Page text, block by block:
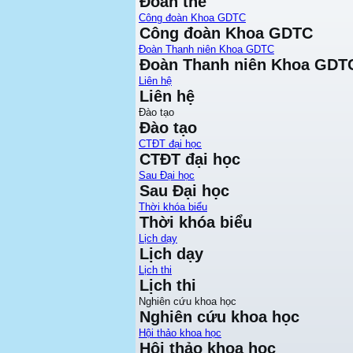
Công đoàn Khoa GDTC
Công đoàn Khoa GDTC
Đoàn Thanh niên Khoa GDTC
Đoàn Thanh niên Khoa
Liên hệ
Liên hệ
Đào tạo
Đào tạo
CTĐT đại học
CTĐT đại học
Sau Đại học
Sau Đại học
Thời khóa biểu
Thời khóa biểu
Lịch dạy
Lịch dạy
Lịch thi
Lịch thi
Nghiên cứu khoa học
Nghiên cứu khoa học
Hội thảo khoa học
Hội thảo khoa học